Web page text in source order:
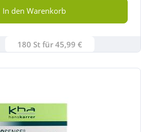
In den Warenkorb
180 St für 45,99 €